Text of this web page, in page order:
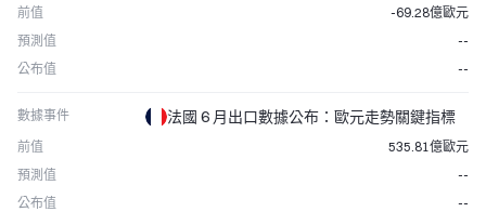
前值
-69.28億歐元
預測值
--
公布值
--
數據事件 法國 6 月出口數據公布：歐元走勢關鍵指標
前值
535.81億歐元
預測值
--
公布值
--